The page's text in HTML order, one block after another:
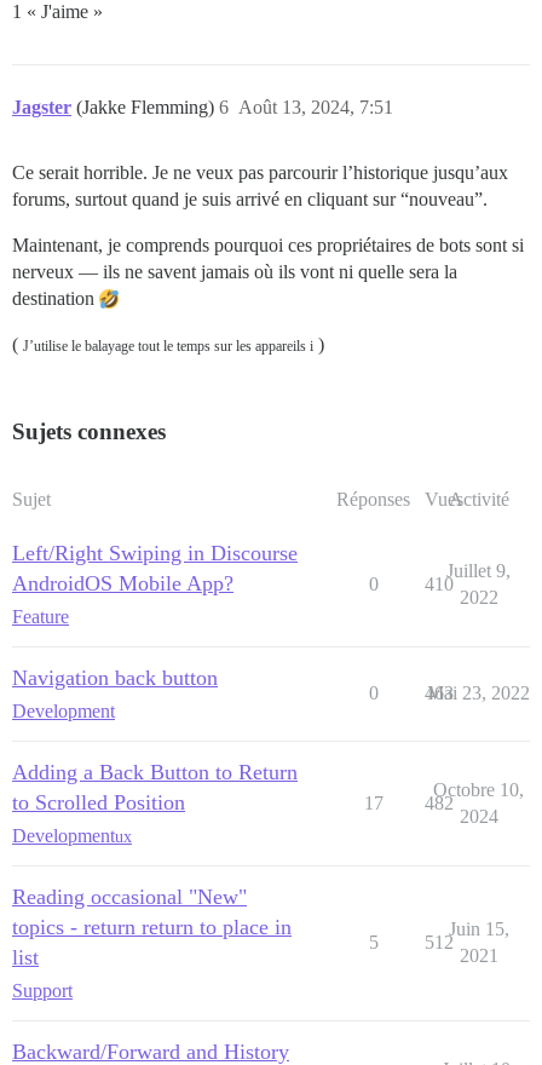
1 « J'aime »
Jagster (Jakke Flemming) Août 13, 2024, 7:51
6
Ce serait horrible. Je ne veux pas parcourir l’historique jusqu’aux
forums, surtout quand je suis arrivé en cliquant sur “nouveau”.
Maintenant, je comprends pourquoi ces propriétaires de bots sont si
nerveux — ils ne savent jamais où ils vont ni quelle sera la
destination
( J’utilise le balayage tout le temps sur les appareils i )
Sujets connexes
Sujet Réponses VuesActivité
Left/Right Swiping in Discourse
AndroidOS Mobile App?
Feature
0 410
Juillet 9,
2022
Navigation back button
Development
0 463
Mai 23, 2022
Adding a Back Button to Return
to Scrolled Position
Developmentux
17 482
Octobre 10,
2024
Reading occasional "New"
topics - return return to place in
list
Support
5 512
Juin 15,
2021
Backward/Forward and History